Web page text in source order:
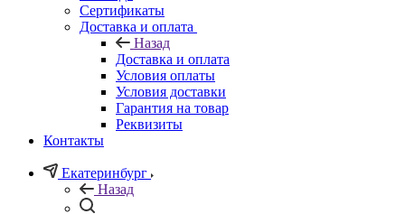
Сертификаты
Доставка и оплата
Назад
Доставка и оплата
Условия оплаты
Условия доставки
Гарантия на товар
Реквизиты
Контакты
Екатеринбург
Назад